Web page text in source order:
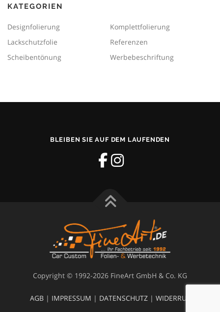
KATEGORIEN
Designfolierung
Komplettfolierung
Lackschutzfolie
Referenzen
Scheibentönung
Werbebeschriftung
BLEIBEN SIE AUF DEM LAUFENDEN
Copyright © 1992-2026 FineArt GmbH & Co. KG
AGB | IMPRESSUM | DATENSCHUTZ | WIDERRUF